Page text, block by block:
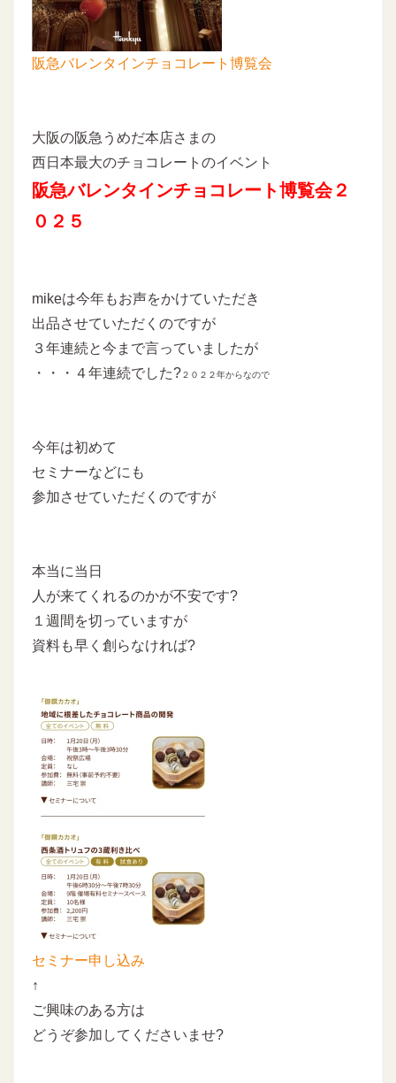
阪急バレンタインチョコレート博覧会
大阪の阪急うめだ本店さまの
西日本最大のチョコレートのイベント
阪急バレンタインチョコレート博覧会２
０２５
mikeは今年もお声をかけていただき
出品させていただくのですが
３年連続と今まで言っていましたが
・・・４年連続でした?２０２２年からなので
今年は初めて
セミナーなどにも
参加させていただくのですが
本当に当日
人が来てくれるのかが不安です?
１週間を切っていますが
資料も早く創らなければ?
セミナー申し込み
↑
ご興味のある方は
どうぞ参加してくださいませ?